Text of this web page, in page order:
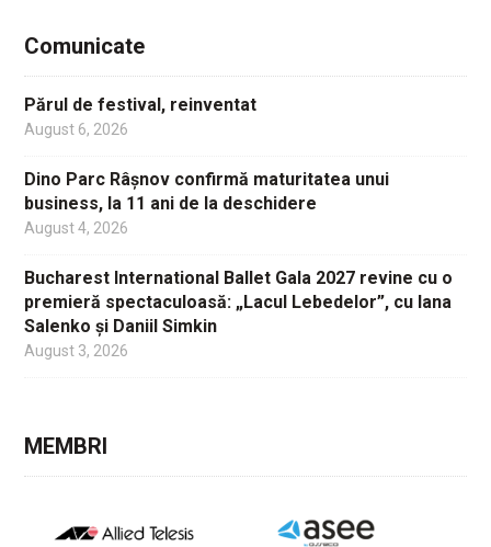
Comunicate
Părul de festival, reinventat
August 6, 2026
Dino Parc Râșnov confirmă maturitatea unui
business, la 11 ani de la deschidere
August 4, 2026
Bucharest International Ballet Gala 2027 revine cu o
premieră spectaculoasă: „Lacul Lebedelor”, cu Iana
Salenko și Daniil Simkin
August 3, 2026
MEMBRI